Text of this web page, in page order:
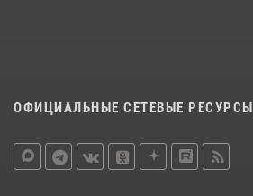
ОФИЦИАЛЬНЫЕ СЕТЕВЫЕ РЕСУРСЫ